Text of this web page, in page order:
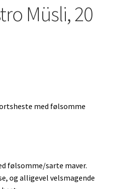
Müsli, 20
med følsomme
følsomme/sarte maver.
og alligevel velsmagende